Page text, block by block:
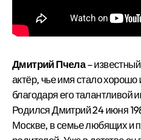
Дмитрий Пчела–
актёр, чье имя стало хорошо
благодаря его талантливой
Родился Дмитрий 24 июня
Москве, в семье любящих и